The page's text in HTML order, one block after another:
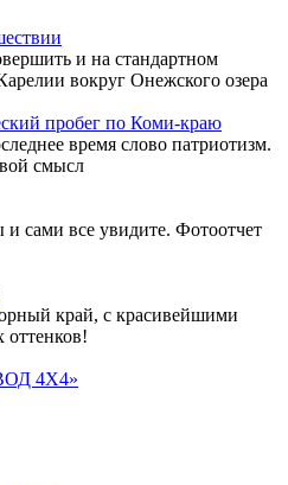
и на стандартном
вокруг Онежского озера
пробег по Коми-краю
время слово патриотизм.
смысл
и сами все увидите. Фотоотчет
край, с красивейшими
оттенков!
4Х4»